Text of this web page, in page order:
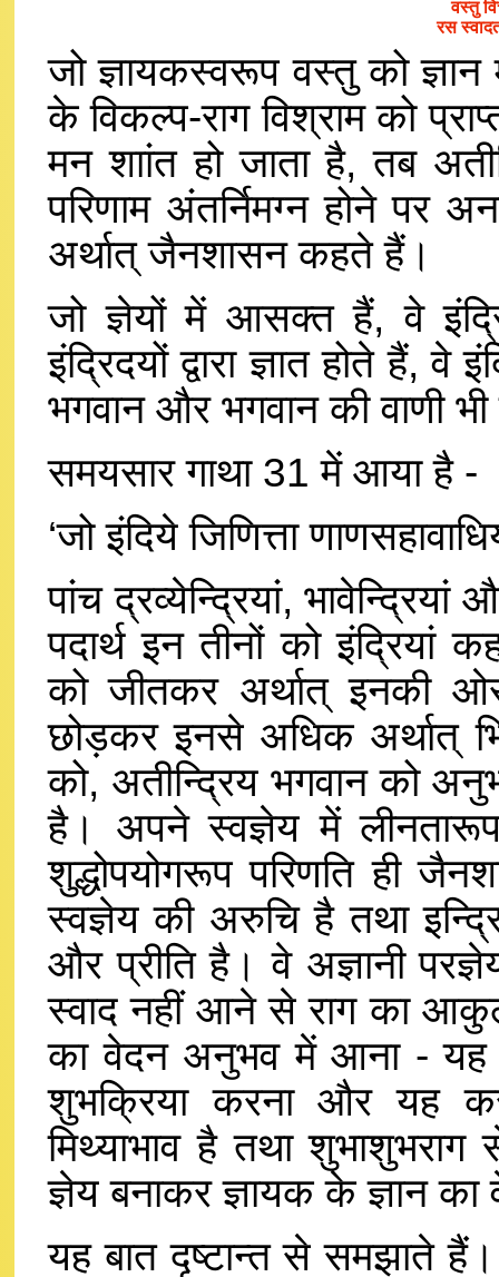
वस्तु
रस
जो ज्ञायकस्वरूप वस्तु को
के विकल्प-राग विश्राम को
मन शाांत हो जाता है, तब
परिणाम अंतर्निमग्न होने
अर्थात् जैनशासन कहते हैं।
जो ज्ञेयों में आसक्त हैं, वे
इंद्रिदयों द्वारा ज्ञात होते हैं,
भगवान और भगवान की वाणी
समयसार गाथा 31 में आया है -
‘जो इंदिये जिणित्ता
पांच द्रव्येन्द्रियां,
पदार्थ इन तीनों को इंद्रियां
को जीतकर अर्थात् इनकी
छोड़कर इनसे अधिक अर्थात्
को, अतीन्द्रिय भगवान को
है। अपने स्वज्ञेय में
शुद्धोपयोगरूप परिणति ही
स्वज्ञेय की अरुचि है तथा
और प्रीति है। वे अज्ञानी
स्वाद नहीं आने से राग का
का वेदन अनुभव में आना - यह
शुभक्रिया करना और यह
मिथ्याभाव है तथा
ज्ञेय बनाकर ज्ञायक के ज्ञान
यह बात दृष्टान्त से समझाते